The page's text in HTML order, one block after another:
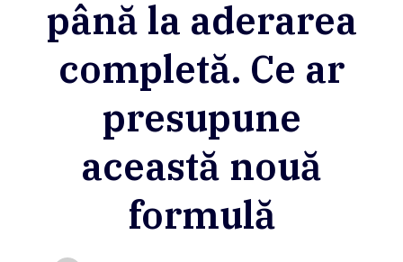
până la aderarea
completă. Ce ar
presupune
această nouă
formulă